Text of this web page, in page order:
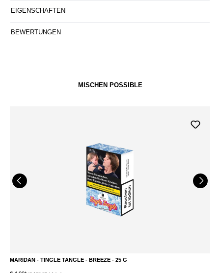
EIGENSCHAFTEN
BEWERTUNGEN
MISCHEN POSSIBLE
MARIDAN - TINGLE TANGLE - BREEZE - 25 G